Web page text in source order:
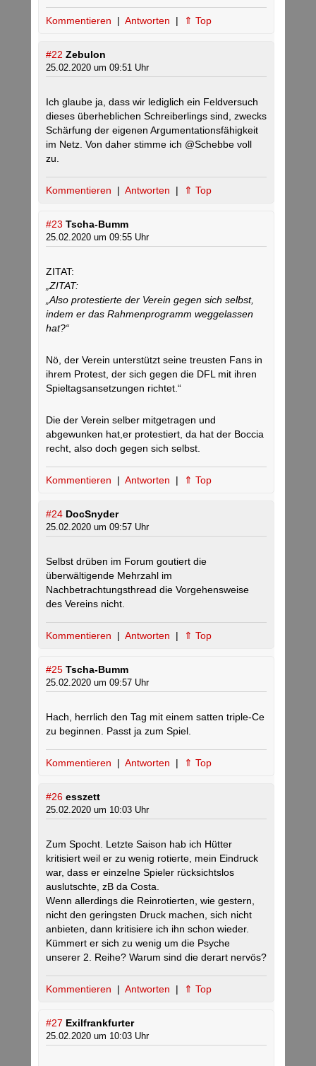
Kommentieren | Antworten | ⇑ Top
#22 Zebulon
25.02.2020 um 09:51 Uhr
Ich glaube ja, dass wir lediglich ein Feldversuch
dieses überheblichen Schreiberlings sind, zwecks
Schärfung der eigenen Argumentationsfähigkeit
im Netz. Von daher stimme ich @Schebbe voll
zu.
Kommentieren | Antworten | ⇑ Top
#23 Tscha-Bumm
25.02.2020 um 09:55 Uhr
ZITAT:
„ZITAT:
„Also protestierte der Verein gegen sich selbst,
indem er das Rahmenprogramm weggelassen
hat?“
Nö, der Verein unterstützt seine treusten Fans in
ihrem Protest, der sich gegen die DFL mit ihren
Spieltagsansetzungen richtet.“
Die der Verein selber mitgetragen und
abgewunken hat,er protestiert, da hat der Boccia
recht, also doch gegen sich selbst.
Kommentieren | Antworten | ⇑ Top
#24 DocSnyder
25.02.2020 um 09:57 Uhr
Selbst drüben im Forum goutiert die
überwältigende Mehrzahl im
Nachbetrachtungsthread die Vorgehensweise
des Vereins nicht.
Kommentieren | Antworten | ⇑ Top
#25 Tscha-Bumm
25.02.2020 um 09:57 Uhr
Hach, herrlich den Tag mit einem satten triple-Ce
zu beginnen. Passt ja zum Spiel.
Kommentieren | Antworten | ⇑ Top
#26 esszett
25.02.2020 um 10:03 Uhr
Zum Spocht. Letzte Saison hab ich Hütter
kritisiert weil er zu wenig rotierte, mein Eindruck
war, dass er einzelne Spieler rücksichtslos
auslutschte, zB da Costa.
Wenn allerdings die Reinrotierten, wie gestern,
nicht den geringsten Druck machen, sich nicht
anbieten, dann kritisiere ich ihn schon wieder.
Kümmert er sich zu wenig um die Psyche
unserer 2. Reihe? Warum sind die derart nervös?
Kommentieren | Antworten | ⇑ Top
#27 Exilfrankfurter
25.02.2020 um 10:03 Uhr